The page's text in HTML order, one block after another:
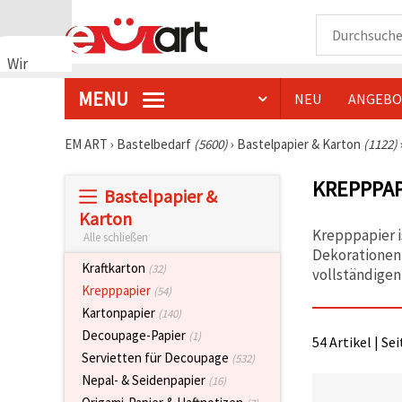
Wir
verwenden
ordnungsgemäße
Nutzungserlebnis
MENU NEU
EM ART › Bastelbedarf (5600)› Bastelpapier & Karton (1122)›
Bastelpapier &
Karton
Alle schließen
Kraftkarton (32)
Krepppapier (54)
Kartonpapier (140)
Decoupage-Papier (1)
Servietten für Decoupage (532)
Nepal- & Seidenpapier (16)
Krepppapier
54 Artikel |